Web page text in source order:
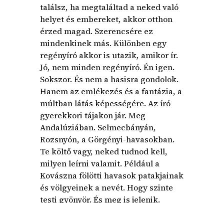
találsz, ha megtaláltad a neked való
helyet és embereket, akkor otthon
érzed magad. Szerencsére ez
mindenkinek más. Különben egy
regényíró akkor is utazik, amikor ír.
Jó, nem minden regényíró. Én igen.
Sokszor. És nem a hasisra gondolok.
Hanem az emlékezés és a fantázia, a
múltban látás képességére. Az író
gyerekkori tájakon jár. Meg
Andalúziában. Selmecbányán,
Rozsnyón, a Görgényi-havasokban.
Te költő vagy, neked tudnod kell,
milyen leírni valamit. Például a
Kovászna fölötti havasok patakjainak
és völgyeinek a nevét. Hogy szinte
testi gyönyör. És meg is jelenik.